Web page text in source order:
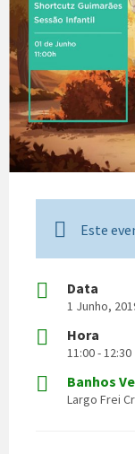
Este
Data
1 Junho,
Hora
11:00 - 12:30
Banhos
Largo Frei